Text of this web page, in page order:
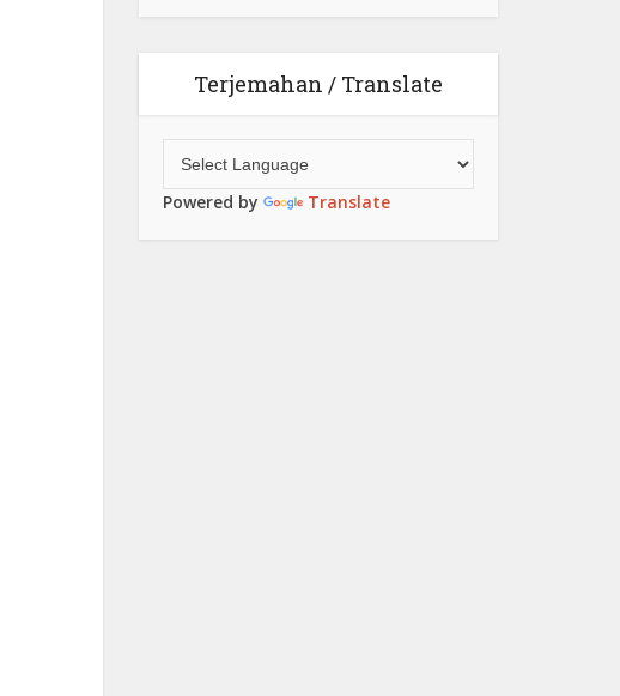
Terjemahan / Translate
Powered by Translate